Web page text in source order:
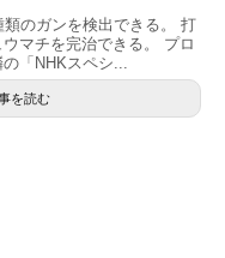
のガンを検出できる。 打
マチを完治できる。 プロ
「NHKスペシ...
を読む